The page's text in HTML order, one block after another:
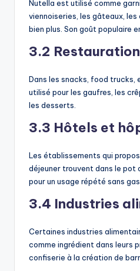
Nutella est utilisé comme
viennoiseries, les gâteaux,
bien plus. Son goût populaire
3.2
Dans les snacks, food
utilisé pour les gaufres, les
les desserts.
3.3 Hôtels et
Les établissements qui
déjeuner trouvent dans le pot
pour un usage répété sans
3.4 Industries
Certaines industries
comme ingrédient dans leurs
confiserie à la création de